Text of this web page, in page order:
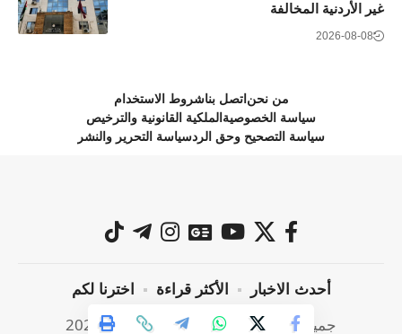
غير الأردنية المخالفة
2026-08-08
من نحن اتصل بناشروط الاستخدام
سياسة الخصوصية الملكية القانونية والترخيص
سياسة التصحيح وحق الردسياسة التحرير والنشر
جميع الحقوق محفوظة @ صراحة نيوز 2024
أحدث الاخبار الأكثر قراءة اخترنا لكم